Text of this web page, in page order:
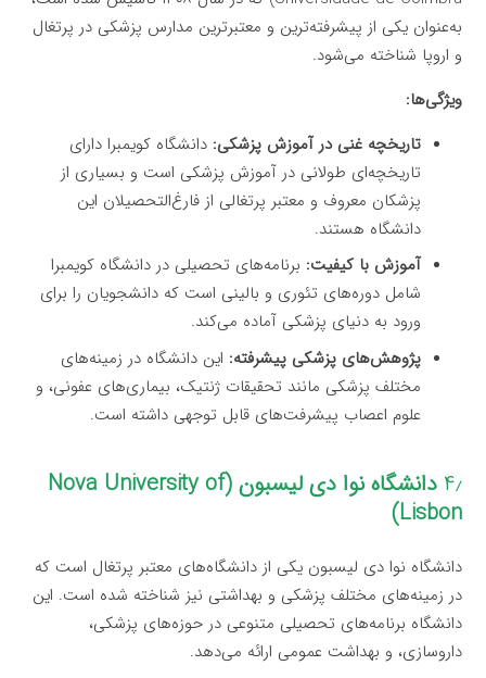
به‌عنوان یکی از پیشرفته‌ترین و معتبرترین مدارس پزشکی در پرتغال
و اروپا شناخته می‌شود.
ویژگی‌ها:
تاریخچه غنی در آموزش پزشکی: دانشگاه کویمبرا دارای
تاریخچه‌ای طولانی در آموزش پزشکی است و بسیاری از
پزشکان معروف و معتبر پرتغالی از فارغ‌التحصیلان این
دانشگاه هستند.
آموزش با کیفیت: برنامه‌های تحصیلی در دانشگاه کویمبرا
شامل دوره‌های تئوری و بالینی است که دانشجویان را برای
ورود به دنیای پزشکی آماده می‌کند.
پژوهش‌های پزشکی پیشرفته: این دانشگاه در زمینه‌های
مختلف پزشکی مانند تحقیقات ژنتیک، بیماری‌های عفونی، و
علوم اعصاب پیشرفت‌های قابل توجهی داشته است.
۴٫
دانشگاه نوا دی لیسبون (Nova University of
Lisbon)
دانشگاه نوا دی لیسبون یکی از دانشگاه‌های معتبر پرتغال است که
در زمینه‌های مختلف پزشکی و بهداشتی نیز شناخته شده است. این
دانشگاه برنامه‌های تحصیلی متنوعی در حوزه‌های پزشکی،
داروسازی، و بهداشت عمومی ارائه می‌دهد.